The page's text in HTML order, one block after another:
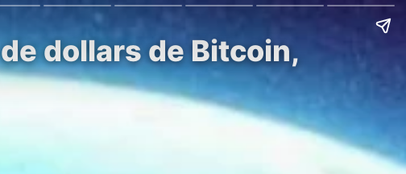
dollars de Bitcoin,